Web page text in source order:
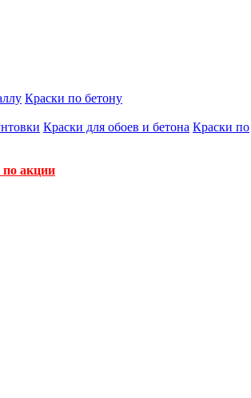
Краски по бетону
Краски для обоев и бетона Краски по
акции